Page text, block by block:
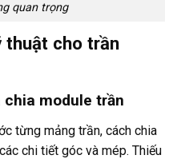
quan trọng
thuật cho trần
chia module trần
từng mảng trần, cách chia
chi tiết góc và mép. Thiếu